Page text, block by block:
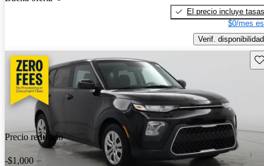
El precio incluye tasas
$0/mes
Verif. disponibilidad
Precio reducido
-$1,000